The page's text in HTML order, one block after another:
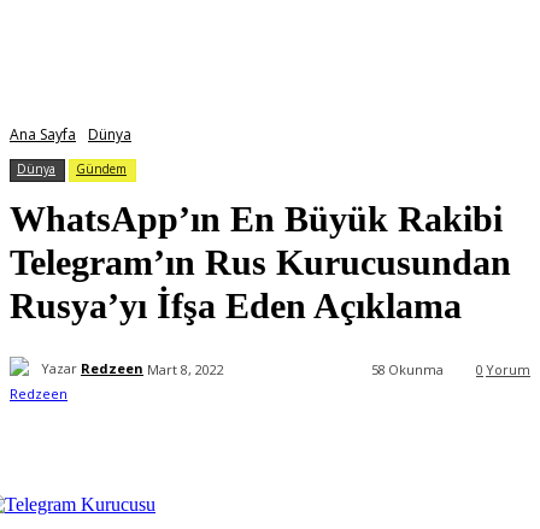
Ana Sayfa Dünya
Dünya Gündem
WhatsApp’ın En Büyük Rakibi
Telegram’ın Rus Kurucusundan
Rusya’yı İfşa Eden Açıklama
Yazar Redzeen Mart 8, 2022 0 Yorum
58 Okunma